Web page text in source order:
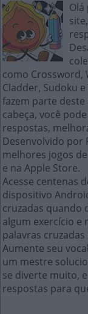
como Crossword,
Cladder, Sudoku
fazem parte deste
cabeça, você
respostas,
Desenvolvido por
melhores jogos
e na Apple Store.
Acesse centenas
dispositivo
cruzadas quando
algum exercício e
palavras
Aumente seu
um mestre
se diverte muito,
respostas para